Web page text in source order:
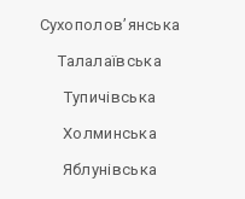
Сухополов’янська
Талалаївська
Тупичівська
Холминська
Яблунівська